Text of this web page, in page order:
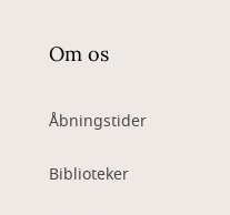
Om os
Åbningstider
Biblioteker